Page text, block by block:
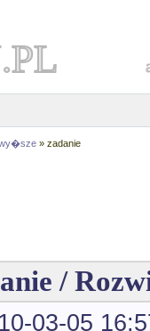
wy�sze » zadanie
/
03-05